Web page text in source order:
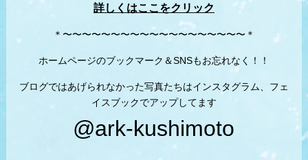
詳しくはここをクリック
＊〜〜〜〜〜〜〜〜〜〜〜〜〜〜〜〜〜〜〜＊
ホームページのブックマーク＆SNSもお忘れなく！！
ブログではあげられなかった写真たちはインスタグラム、フェ
イスブックでアップしてます
@ark-kushimoto